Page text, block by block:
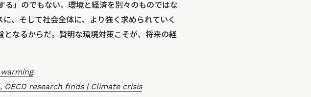
」のでもない。環境と経済を別々のものではな
、そして社会全体に、より強く求められていく
なるからだ。賢明な環境対策こそが、将来の経
research finds | Climate crisis